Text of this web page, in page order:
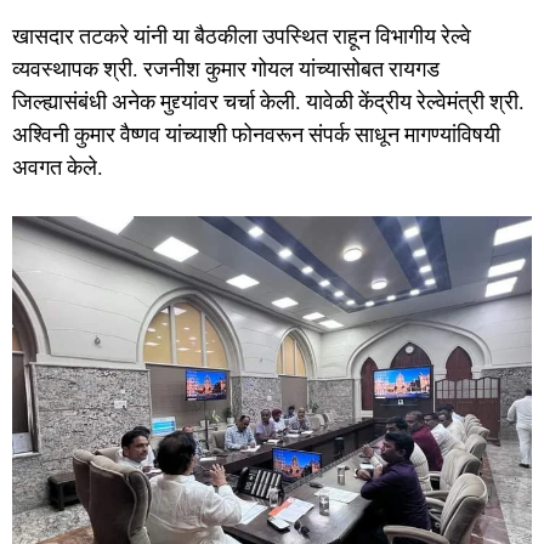
o
k
n
खासदार तटकरे यांनी या बैठकीला उपस्थित राहून विभागीय रेल्वे
व्यवस्थापक श्री. रजनीश कुमार गोयल यांच्यासोबत रायगड
जिल्ह्यासंबंधी अनेक मुद्द्यांवर चर्चा केली. यावेळी केंद्रीय रेल्वेमंत्री श्री.
अश्विनी कुमार वैष्णव यांच्याशी फोनवरून संपर्क साधून मागण्यांविषयी
अवगत केले.